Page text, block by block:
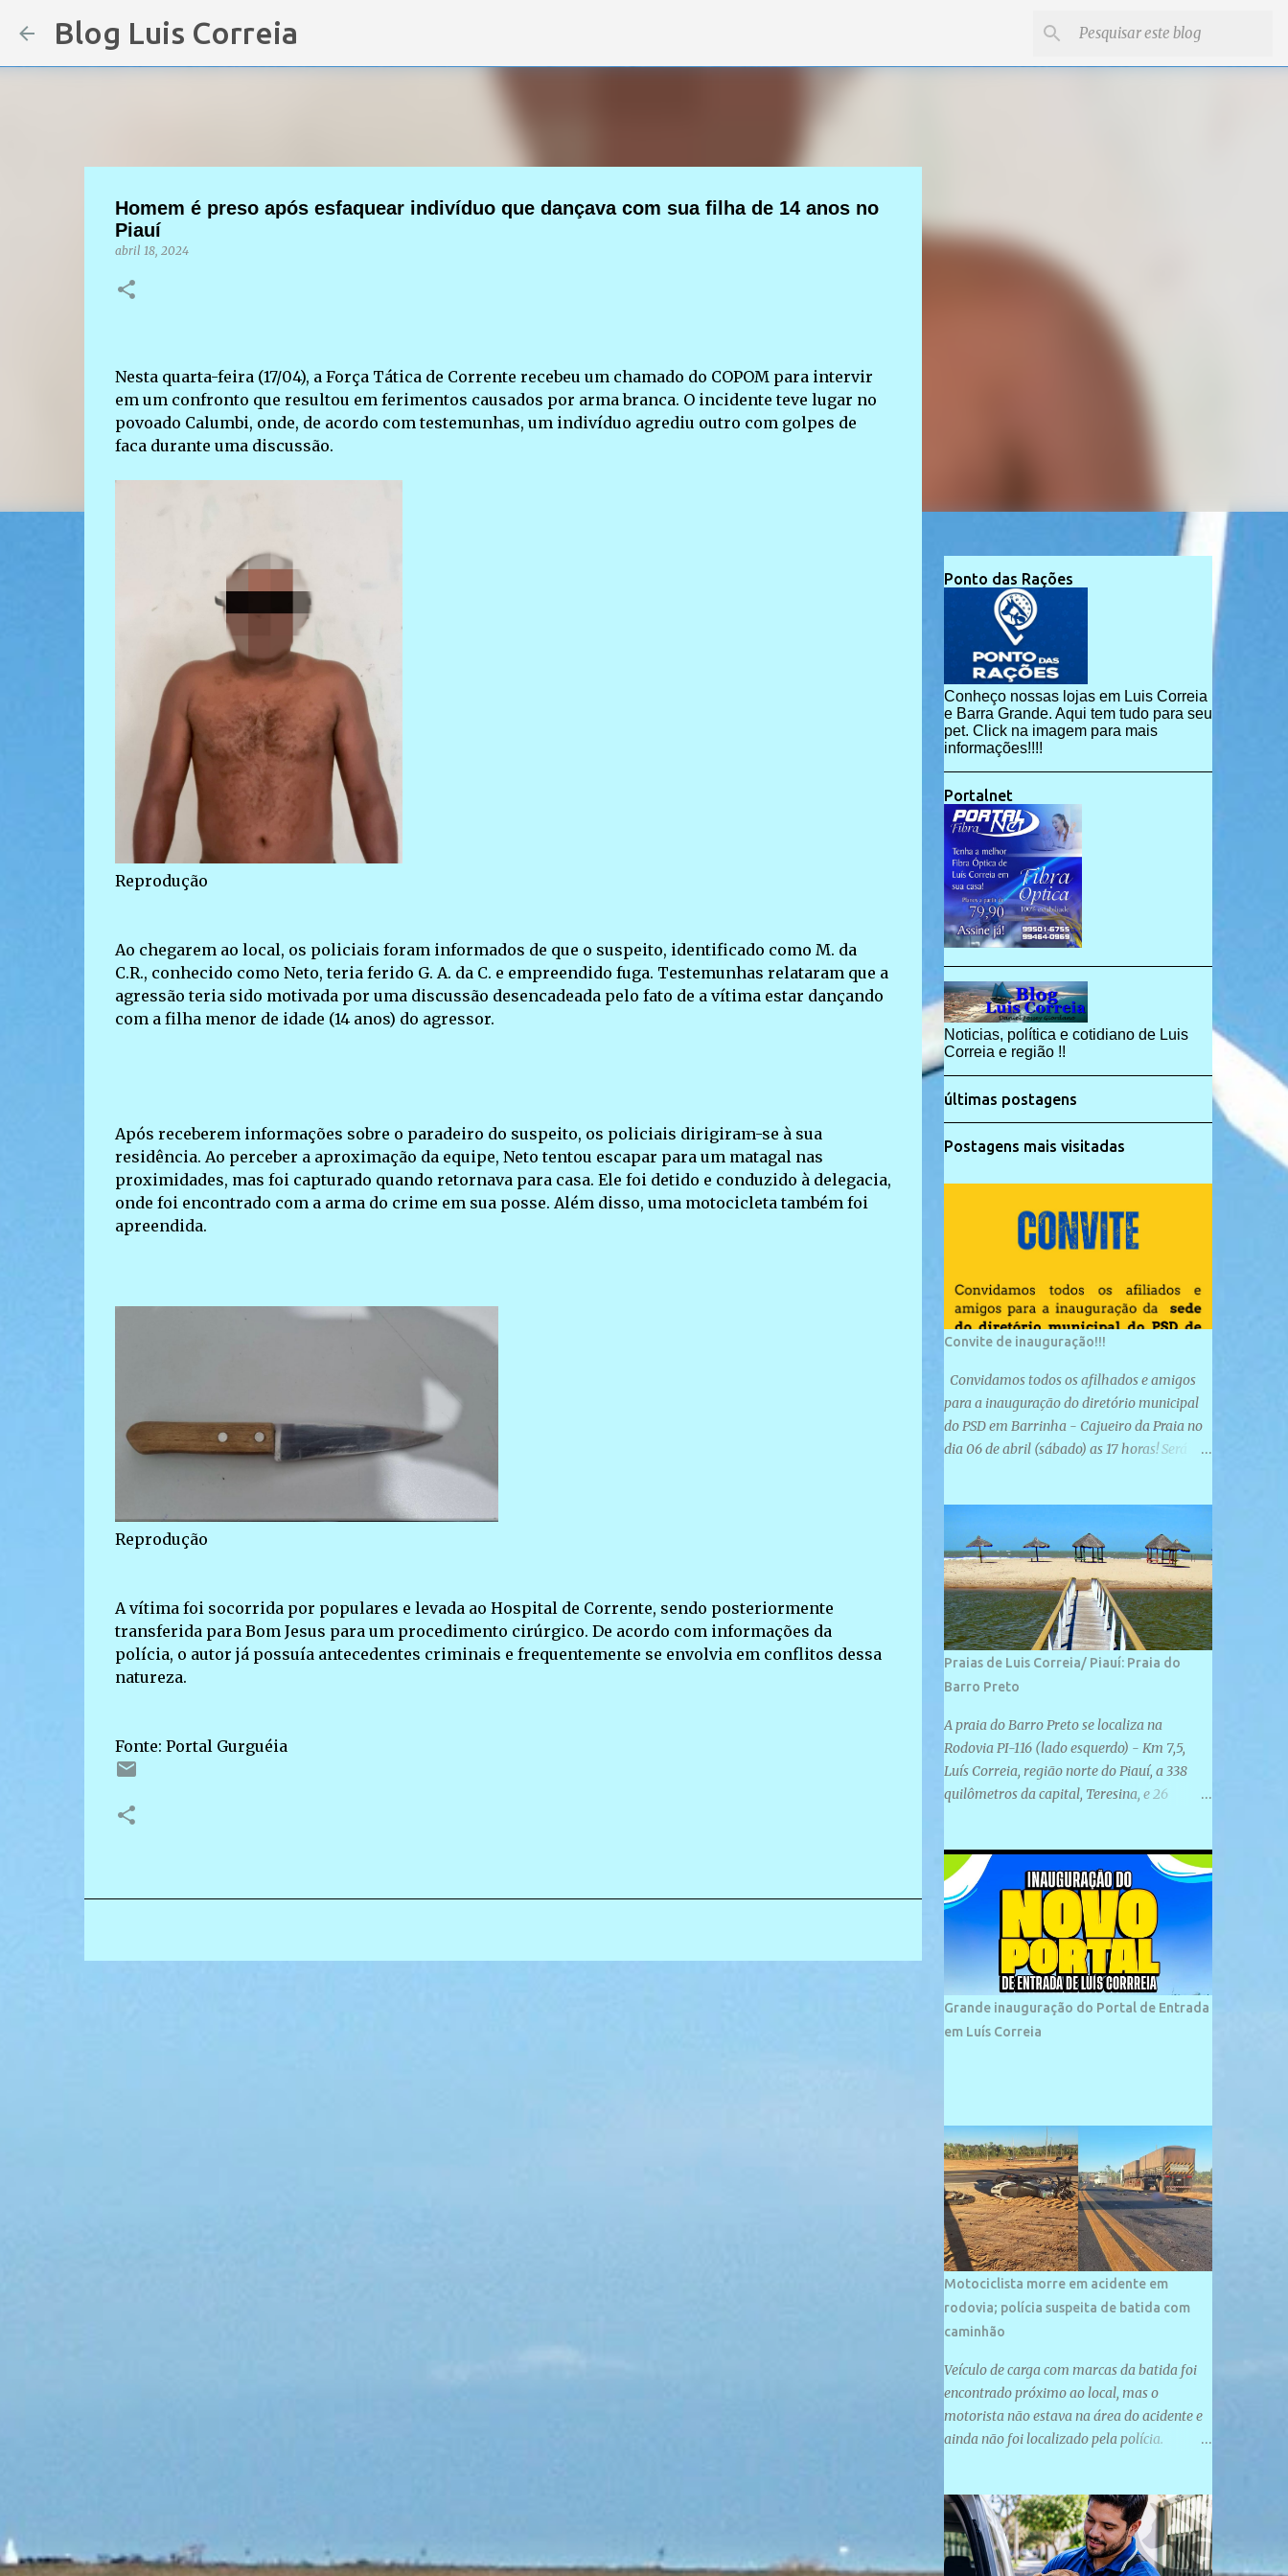
Blog Luis Correia
Homem é preso após esfaquear indivíduo que dançava com sua filha de 14 anos no
Piauí
abril 18, 2024
Nesta quarta-feira (17/04), a Força Tática de Corrente recebeu um chamado do COPOM para intervir
em um confronto que resultou em ferimentos causados por arma branca. O incidente teve lugar no
povoado Calumbi, onde, de acordo com testemunhas, um indivíduo agrediu outro com golpes de
faca durante uma discussão.
Reprodução
Ao chegarem ao local, os policiais foram informados de que o suspeito, identificado como M. da
C.R., conhecido como Neto, teria ferido G. A. da C. e empreendido fuga. Testemunhas relataram que a
agressão teria sido motivada por uma discussão desencadeada pelo fato de a vítima estar dançando
com a filha menor de idade (14 anos) do agressor.
Após receberem informações sobre o paradeiro do suspeito, os policiais dirigiram-se à sua
residência. Ao perceber a aproximação da equipe, Neto tentou escapar para um matagal nas
proximidades, mas foi capturado quando retornava para casa. Ele foi detido e conduzido à delegacia,
onde foi encontrado com a arma do crime em sua posse. Além disso, uma motocicleta também foi
apreendida.
Reprodução
A vítima foi socorrida por populares e levada ao Hospital de Corrente, sendo posteriormente
transferida para Bom Jesus para um procedimento cirúrgico. De acordo com informações da
polícia, o autor já possuía antecedentes criminais e frequentemente se envolvia em conflitos dessa
natureza.
Fonte: Portal Gurguéia
Ponto das Rações
Conheço nossas lojas em Luis Correia
e Barra Grande. Aqui tem tudo para seu
pet. Click na imagem para mais
informações!!!!
Portalnet
Noticias, política e cotidiano de Luis
Correia e região !!
últimas postagens
Postagens mais visitadas
Convite de inauguração!!!
Convidamos todos os afilhados e amigos
para a inauguração do diretório municipal
do PSD em Barrinha - Cajueiro da Praia no
dia 06 de abril (sábado) as 17 horas! Será
localizada na Rua São José, 98 Barrinha -
Cajueiro da Praia.
Praias de Luis Correia/ Piauí: Praia do
Barro Preto
A praia do Barro Preto se localiza na
Rodovia PI-116 (lado esquerdo) - Km 7,5,
Luís Correia, região norte do Piauí, a 338
quilômetros da capital, Teresina, e 26
plana e retilínea na maior parte de sua
extensão, chegando a mais ou menos a 1,5
km de paisagens exuberantes. Possui ondas
suaves devido ao extensivo molhe de pedras
que não chegam a 2 metros de altura, não
apresentando dunas em seu espaço
geográfico. Não se sabe ao certo porque a
praia leva esse nome, e muitas das suas
vizinhos. O bairro onde se localiza a praia é
palco de amplos investimentos e projetos
grandiosos como hotéis, pousadas e
residências de veraneio de grande porte. O
maior empreendimento fixado nessa área é
o SESC Praia, inaugurado em 12 de julho de
1996. Com arquitetura moderna,...
Grande inauguração do Portal de Entrada
em Luís Correia
Motociclista morre em acidente em
rodovia; polícia suspeita de batida com
caminhão
Veículo de carga com marcas da batida foi
encontrado próximo ao local, mas o
motorista não estava na área do acidente e
ainda não foi localizado pela polícia.
Divulgação/PMPI João Pedro de Sousa
Santos morreu na manhã desta sexta-feira
(31) em um acidente na PI-247, na zona